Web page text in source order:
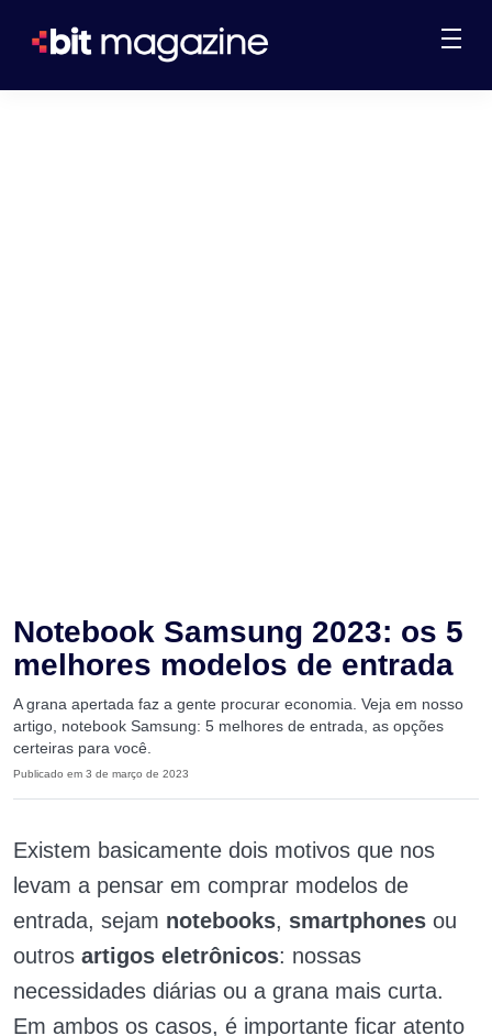
Notebook Samsung 2023: os 5
melhores modelos de entrada
A grana apertada faz a gente procurar economia. Veja em nosso
artigo, notebook Samsung: 5 melhores de entrada, as opções
certeiras para você.
Publicado em 3 de março de 2023
Existem basicamente dois motivos que nos
levam a pensar em comprar modelos de
entrada, sejam notebooks, smartphones ou
outros artigos eletrônicos: nossas
necessidades diárias ou a grana mais curta.
Em ambos os casos, é importante ficar atento